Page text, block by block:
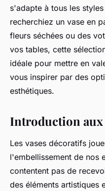
Capucine •3 janvier 2025•3
s'adapte à tous les
recherchiez un vase en
fleurs séchées ou des
vos tables, cette
idéale pour mettre en
vous inspirer par des
esthétiques.
Introduction aux
Les vases décoratifs
l'embellissement de nos
contentent pas de
des éléments artistiques